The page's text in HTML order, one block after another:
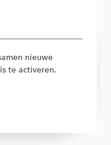
nieuwe
te activeren.